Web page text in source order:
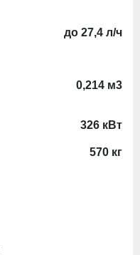
до 27,4 л/ч
0,214 м3
326 кВт
570 кг